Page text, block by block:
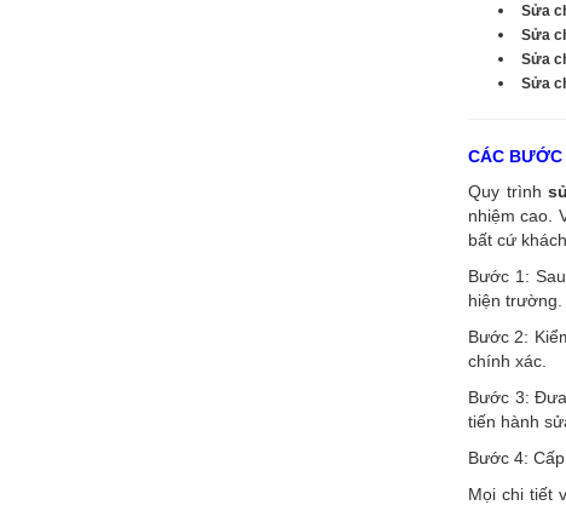
Sửa
Sửa
Sửa
Sửa
CÁC
Quy trình
nhiệm cao.
bất cứ
Bước 1:
hiện trường.
Bước 2:
chính xác.
Bước 3:
tiến hành
Bước 4:
Mọi chi tiết